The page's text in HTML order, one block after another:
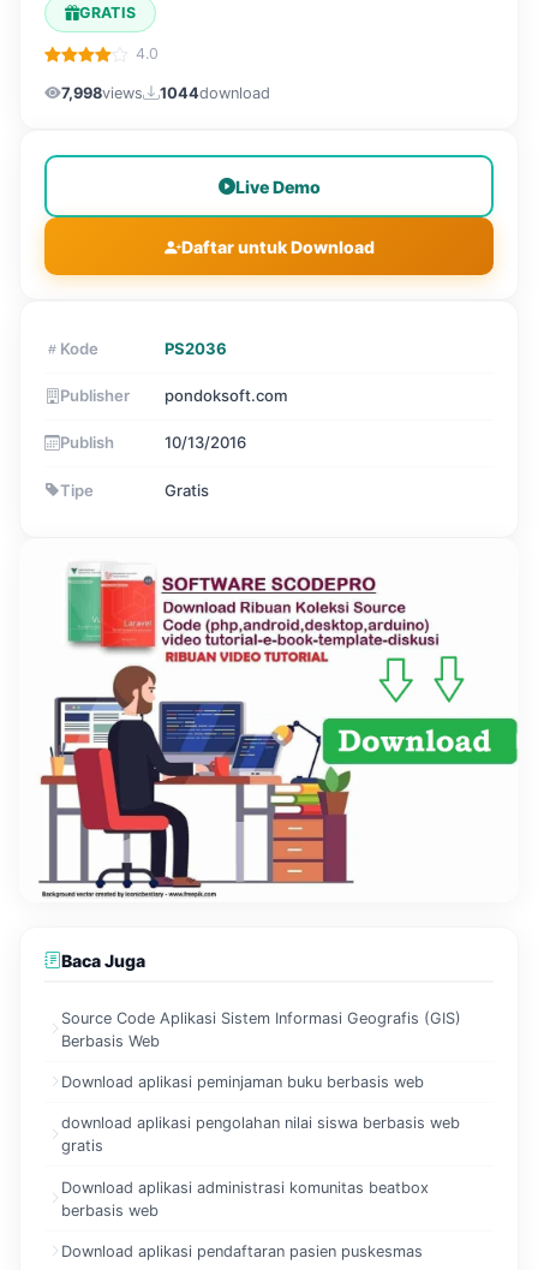
GRATIS
4.0
7,998views 1044download
Live Demo
Daftar untuk Download
Kode PS2036
Publisher pondoksoft.com
Publish 10/13/2016
Tipe Gratis
Baca Juga
Source Code Aplikasi Sistem Informasi Geografis (GIS)
Berbasis Web
Download aplikasi peminjaman buku berbasis web
download aplikasi pengolahan nilai siswa berbasis web
gratis
Download aplikasi administrasi komunitas beatbox
berbasis web
Download aplikasi pendaftaran pasien puskesmas